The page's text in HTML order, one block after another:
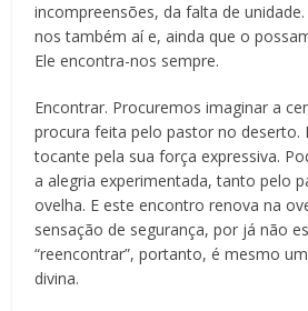
incompreensões, da falta de
nos também aí e, ainda que o
Ele encontra-nos sempre.
Encontrar. Procuremos imaginar a
procura feita pelo pastor no deserto.
tocante pela sua força expressiva.
a alegria experimentada, tanto pelo
ovelha. E este encontro renova na
sensação de segurança, por já não
“reencontrar”, portanto, é mesmo
divina.